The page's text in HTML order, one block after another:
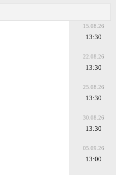
15.08.26
13:30
22.08.26
13:30
25.08.26
13:30
30.08.26
13:30
05.09.26
13:00